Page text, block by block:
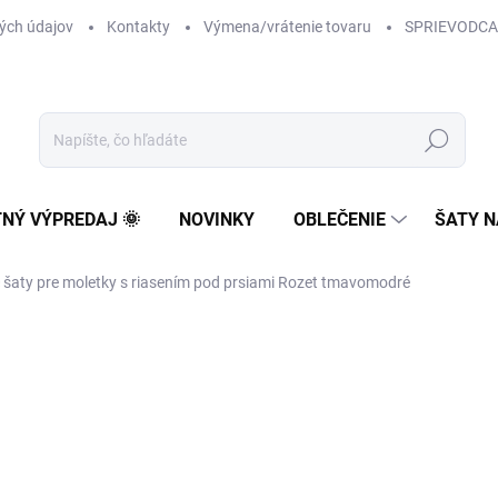
údajov Kontakty Výmena/vrátenie tovaru
Hľadať
VÝPREDAJ 🌞 NOVINKY OBLEČENIE ŠATY
šaty pre moletky s riasením pod prsiami Rozet tmavomodré